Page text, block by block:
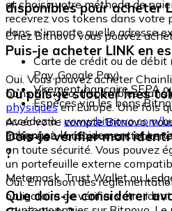
et choisir votre méthode de
recevrez vos tokens dans votre
dans n'importe quelle adresse
disponibles pour acheter
Chez Bitnovo vous pouvez
Carte de crédit ou de débit
Pay, Google Pay)
Virement bancaire SEPA
Espèces via les bons
Puis-je acheter LINK en
Oui. Vous pouvez acheter
bons Bitnovo, disponibles dans
physiquesen Europe. Une fois
accédez à : www.bitnovo.com/
échangez-le rapidement et en
Où puis-je stocker mes
Avec votre compte Bitnovo,
intégré où vous pouvez stocker
en toute sécurité. Vous pouvez
un portefeuille externe
Metamask, Trust Wallet ou
Dois-je vérifier mon
?
Oui. En raison des
obligatoire de vérifier votre
Que dois-je considérer